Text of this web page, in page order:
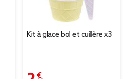
Kit à glace bol et cuillère x3
2,69 €